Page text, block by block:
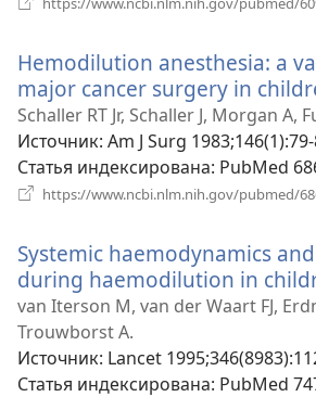
Hemodilution anesthesia: a
major cancer surgery in
Schaller RT Jr, Schaller J, Morgan A,
Источник‎: Am J Surg
Статья индексирована‎: PubMed
https://www.ncbi.nlm.nih.gov/pubmed/
Systemic haemodynamics
during haemodilution in
van Iterson M, van der Waart FJ,
Trouwborst A.
Источник‎: Lancet
Статья индексирована‎: PubMed